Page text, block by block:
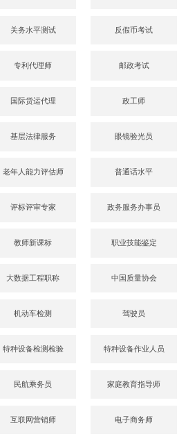
关务水平测试 反假币考试
专利代理师 邮政考试
国际货运代理 政工师
基层法律服务 眼镜验光员
老年人能力评估师 普通话水平
评标评审专家 政务服务办事员
教师新课标 职业技能鉴定
大数据工程职称 中国质量协会
机动车检测 驾驶员
特种设备检测检验 特种设备作业人员
民航乘务员 家庭教育指导师
互联网营销师 电子商务师